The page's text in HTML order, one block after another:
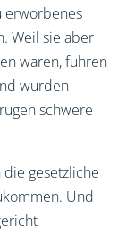
erworbenes
Weil sie aber
waren, fuhren
wurden
schwere
gesetzliche
Und